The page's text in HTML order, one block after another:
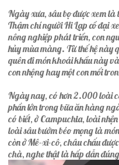
Ngày xưa, sâu bọ được xem là
Thậm chí người Hi Lạp cổ đại
nông nghiệp phát triển, con
hủy mùa màng. Từ thế hệ này
quên đi món khoái khẩu này
con nhộng hay một con mối
Ngày nay, có hơn 2.000 loài
phần lớn trong bữa ăn hàng
có biết, ở Campuchia, loài
loài sâu bướm béo mọng là
còn ở Mê-xi-cô, châu chấu
chà, nghe thật là hấp dẫn